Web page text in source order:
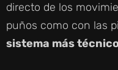
directo de los
puños como con las
sistema más